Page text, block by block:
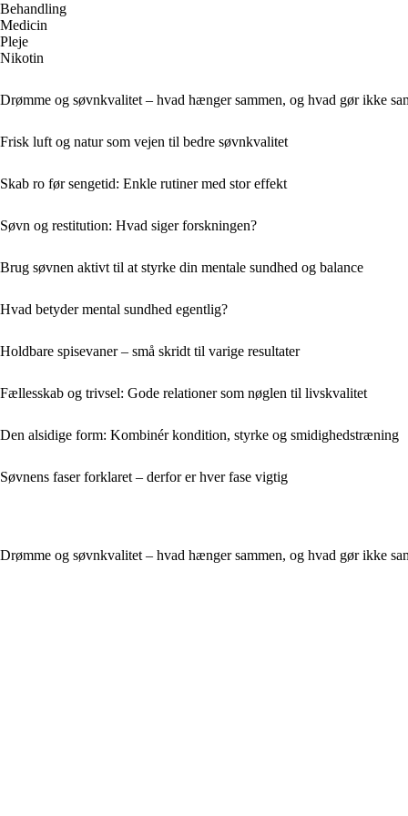
Behandling
Medicin
Pleje
Nikotin
Drømme og søvnkvalitet – hvad hænger sammen, og hvad gør ikke
Frisk luft og natur som vejen til bedre søvnkvalitet
Skab ro før sengetid: Enkle rutiner med stor effekt
Søvn og restitution: Hvad siger forskningen?
Brug søvnen aktivt til at styrke din mentale sundhed og balance
Hvad betyder mental sundhed egentlig?
Holdbare spisevaner – små skridt til varige resultater
Fællesskab og trivsel: Gode relationer som nøglen til livskvalitet
Den alsidige form: Kombinér kondition, styrke og smidighedstræning
Søvnens faser forklaret – derfor er hver fase vigtig
Drømme og søvnkvalitet – hvad hænger sammen, og hvad gør ikke